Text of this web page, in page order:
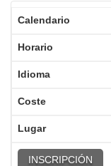
INSCRIPCIÓN